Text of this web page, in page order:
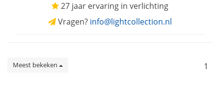
27 jaar ervaring in verlichting
Vragen? info@lightcollection.nl
Meest bekeken 1